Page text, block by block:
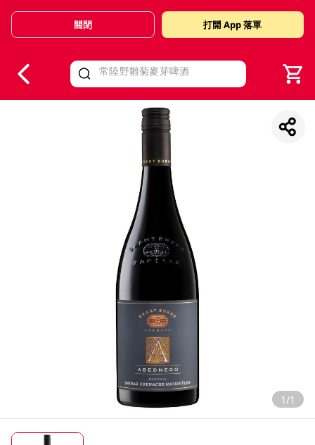
Valid Until 30 June 2026
關閉 打開 App 落單
1/1